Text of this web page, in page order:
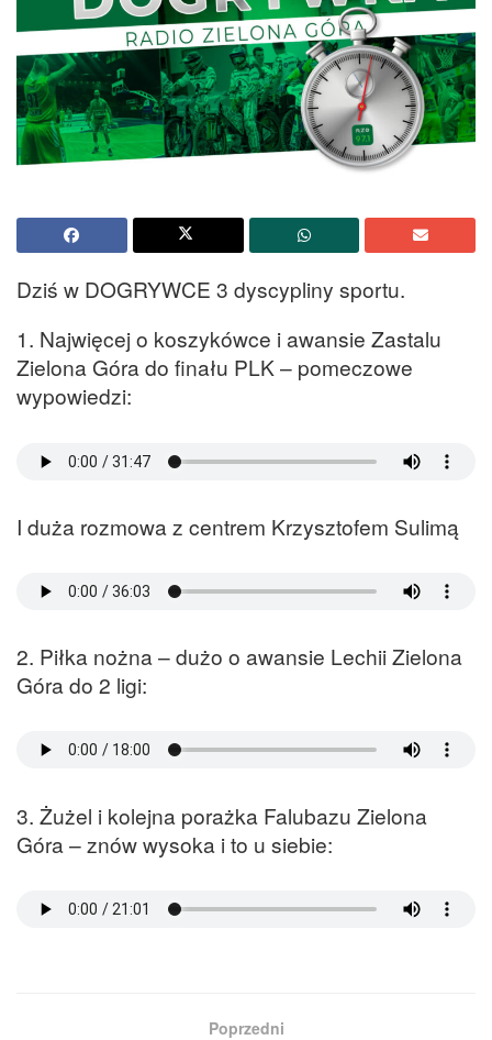
Dziś w DOGRYWCE 3 dyscypliny sportu.
1. Najwięcej o koszykówce i awansie Zastalu
Zielona Góra do finału PLK – pomeczowe
wypowiedzi:
I duża rozmowa z centrem Krzysztofem Sulimą
2. Piłka nożna – dużo o awansie Lechii Zielona
Góra do 2 ligi:
3. Żużel i kolejna porażka Falubazu Zielona
Góra – znów wysoka i to u siebie:
Poprzedni